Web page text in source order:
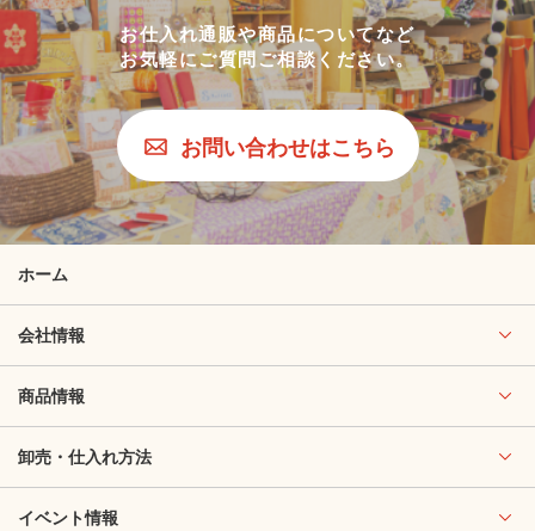
お仕入れ通販や商品についてなど
お気軽にご質問ご相談ください。
お問い合わせはこちら
ホーム
会社情報
商品情報
卸売・仕入れ方法
イベント情報